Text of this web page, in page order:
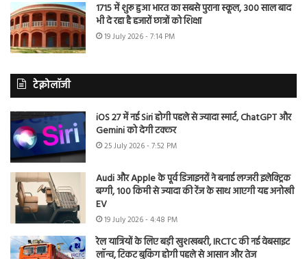
1715 में शुरू हुआ भारत का सबसे पुराना स्कूल, 300 साल बाद
भी दे रहा है हजारों छात्रों को शिक्षा
19 July 2026 - 7:14 PM
टेक्नोलॉजी
iOS 27 में नई Siri होगी पहले से ज्यादा स्मार्ट, ChatGPT और
Gemini को देगी टक्कर
25 July 2026 - 7:52 PM
Audi और Apple के पूर्व डिजाइनरों ने बनाई लग्जरी इलेक्ट्रिक
बग्गी, 100 किमी से ज्यादा की रेंज के साथ आएगी यह अनोखी
EV
19 July 2026 - 4:48 PM
रेल यात्रियों के लिए बड़ी खुशखबरी, IRCTC की नई वेबसाइट
लॉन्च, टिकट बुकिंग होगी पहले से आसान और तेज